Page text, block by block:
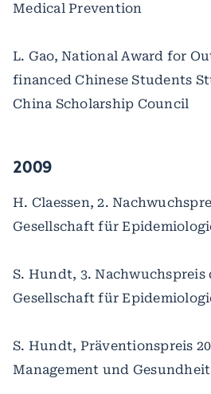
Medical Prevention
L. Gao, National Award for
financed Chinese Students
China Scholarship Council
2009
H. Claessen, 2.
Gesellschaft für
S. Hundt, 3. Nachwuchspreis
Gesellschaft für
S. Hundt, Präventionspreis
Management und Gesundheit